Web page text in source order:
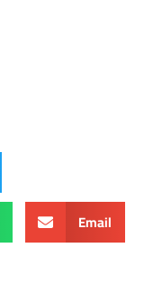
Email